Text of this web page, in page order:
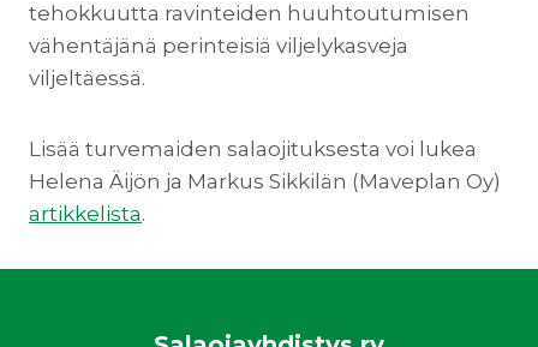
tehokkuutta ravinteiden huuhtoutumisen
vähentäjänä perinteisiä viljelykasveja
viljeltäessä.
Lisää turvemaiden salaojituksesta voi lukea
Helena Äijön ja Markus Sikkilän (Maveplan Oy)
artikkelista.